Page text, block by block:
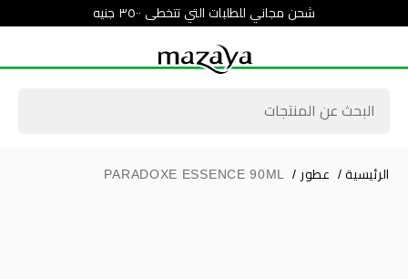
شحن مجاني للطلبات التي تتخطى ٣٥٠٠ جنيه
الرئيسية / عطور /
PARADOXE ESSENCE 90ML